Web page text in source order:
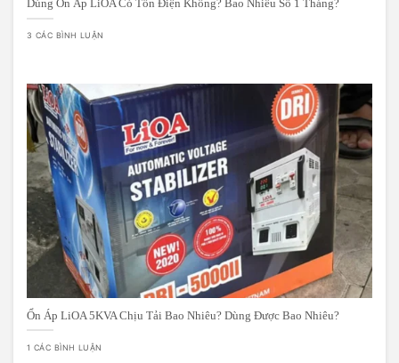
Dùng Ổn Áp LiOA Có Tốn Điện Không? Bao Nhiêu Số 1 Tháng?
3 CÁC BÌNH LUẬN
Ổn Áp LiOA 5KVA Chịu Tải Bao Nhiêu? Dùng Được Bao Nhiêu?
1 CÁC BÌNH LUẬN